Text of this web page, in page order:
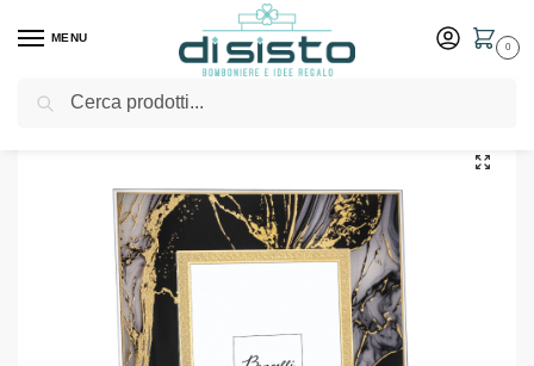
MENU
0
Home Shop Idee Regalo